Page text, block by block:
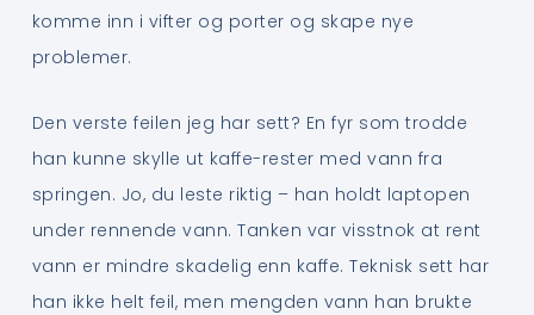
komme inn i vifter og porter og skape nye
problemer.
Den verste feilen jeg har sett? En fyr som trodde
han kunne skylle ut kaffe-rester med vann fra
springen. Jo, du leste riktig – han holdt laptopen
under rennende vann. Tanken var visstnok at rent
vann er mindre skadelig enn kaffe. Teknisk sett har
han ikke helt feil, men mengden vann han brukte